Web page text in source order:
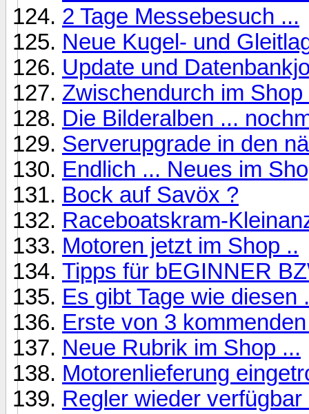
2 Tage Messebesuch ...
Neue Kugel- und
Update und
Zwischendurch im Shop
Die Bilderalben ...
Serverupgrade in den
Endlich ... Neues im
Bock auf Savöx ?
Raceboatskram-
Motoren jetzt im Shop ..
Tipps für bEGINNER
Es gibt Tage wie diesen
Erste von 3
Neue Rubrik im Shop ...
Motorenlieferung
Regler wieder verfügbar